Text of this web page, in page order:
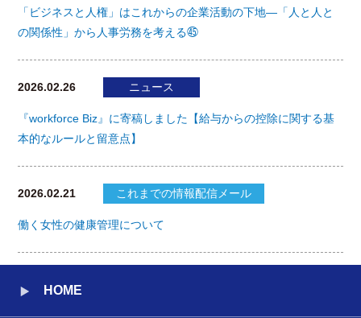
「ビジネスと人権」はこれからの企業活動の下地―「人と人と
の関係性」から人事労務を考える㊺
2026.02.26 ニュース
『workforce Biz』に寄稿しました【給与からの控除に関する基
本的なルールと留意点】
2026.02.21 これまでの情報配信メール
働く女性の健康管理について
HOME